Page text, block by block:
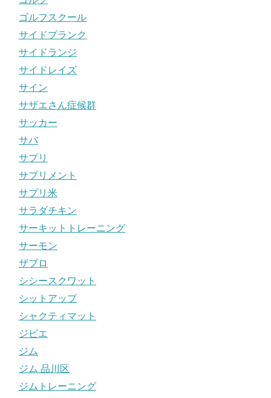
ゴルフスクール
サイドプランク
サイドランジ
サイドレイズ
サイン
サザエさん症候群
サッカー
サバ
サプリ
サプリメント
サプリ米
サラダチキン
サーキットトレーニング
サーモン
ザプロ
シシースクワット
シットアップ
シャクティマット
ジビエ
ジム
ジム 品川区
ジムトレーニング